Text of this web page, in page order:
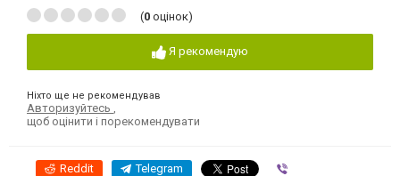
(0 оцінок)
Я рекомендую
Ніхто ще не рекомендував
Авторизуйтесь
щоб оцінити і порекомендувати
Reddit Telegram